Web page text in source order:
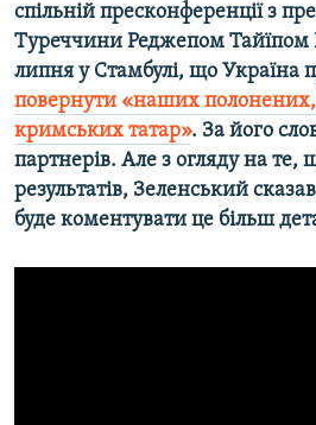
спільній пресконференції з
Туреччини Реджепом Тайїпом
липня у Стамбулі, що
повернути «наших полонених,
кримських татар». За його
партнерів. Але з огляду на те,
результатів, Зеленський
буде коментувати це більш